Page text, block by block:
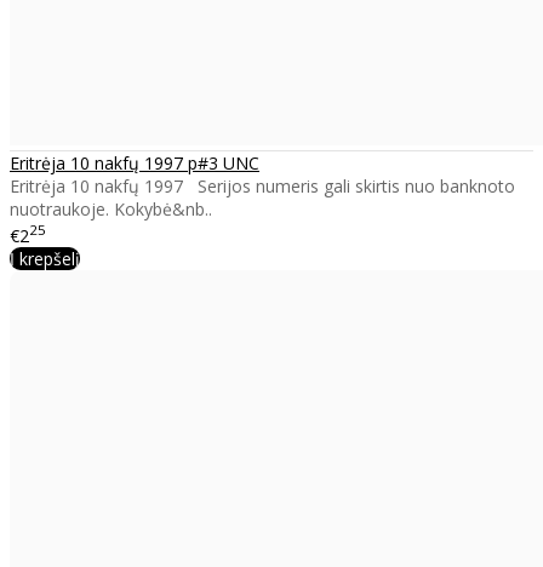
Eritrėja 10 nakfų 1997 p#3 UNC
Eritrėja 10 nakfų 1997 Serijos numeris gali skirtis nuo banknoto
nuotraukoje. Kokybė&nb..
€225
Į krepšelį